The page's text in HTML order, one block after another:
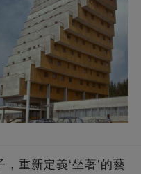
重新定義‘坐著’的藝